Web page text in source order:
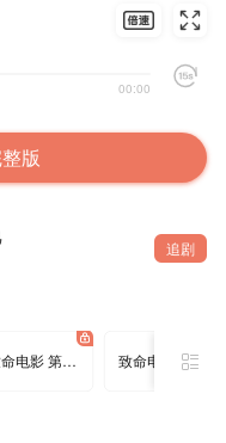
00:00
版
追剧
致命电影 第052集 正常脚印 致命电影 第053集 戴绿帽子